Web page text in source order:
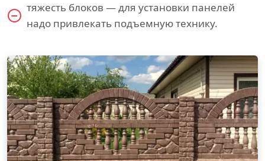
тяжесть блоков — для установки панелей
надо привлекать подъемную технику.